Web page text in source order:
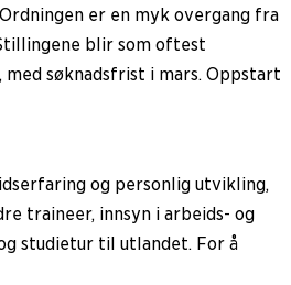
er en myk overgang fra
blir som oftest
med søknadsfrist i mars. Oppstart
og personlig utvikling,
traineer, innsyn i arbeids- og
studietur til utlandet. For å